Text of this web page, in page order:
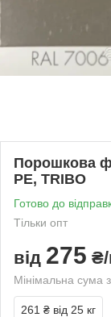
Порошкова
PE, TRIBO
Готово до
Тільки опт
від 275 ₴/
Мінімальна сума
261 ₴ від 25 кг